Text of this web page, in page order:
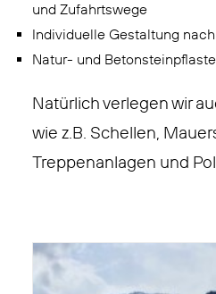
und Zufahrtswege
Individuelle Gestaltung
Natur- und
Natürlich verlegen wir
wie z.B. Schellen,
Treppenanlagen und